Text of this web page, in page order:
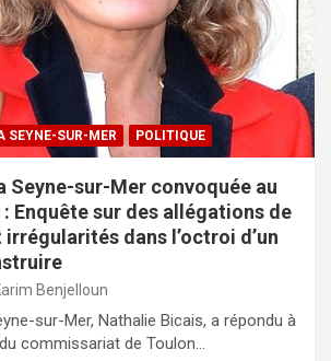
SEYNE-SUR-MER POLITIQUE
Seyne-sur-Mer convoquée au
Enquête sur des allégations de
dans l’octroi d’un
Benjelloun
sur-Mer, Nathalie Bicais, a répondu à
commissariat de Toulon…